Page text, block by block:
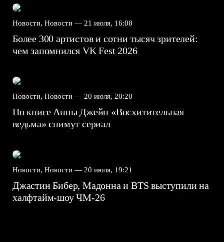
Новости, Новости — 21 июля, 16:08
Более 300 артистов и сотни тысяч зрителей:
чем запомнился VK Fest 2026
Новости, Новости — 20 июля, 20:20
По книге Анны Джейн «Восхитительная
ведьма» снимут сериал
Новости, Новости — 20 июля, 19:21
Джастин Бибер, Мадонна и BTS выступили на
халфтайм-шоу ЧМ-26